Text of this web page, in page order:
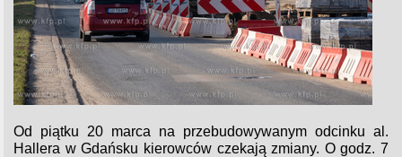
Od piątku 20 marca na przebudowywanym odcinku al.
Hallera w Gdańsku kierowców czekają zmiany. O godz. 7